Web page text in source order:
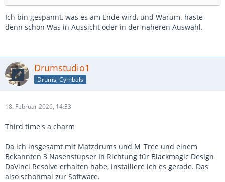
Ich bin gespannt, was es am Ende wird, und Warum. haste
denn schon Was in Aussicht oder in der näheren Auswahl.
Drumstudio1
Drums, Cymbals
18. Februar 2026, 14:33
Third time's a charm
Da ich insgesamt mit Matzdrums und M_Tree und einem
Bekannten 3 Nasenstupser In Richtung für Blackmagic Design
DaVinci Resolve erhalten habe, installiere ich es gerade. Das
also schonmal zur Software.